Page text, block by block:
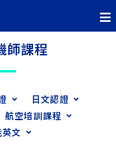
師課程
日文認證
航空培訓課程
文